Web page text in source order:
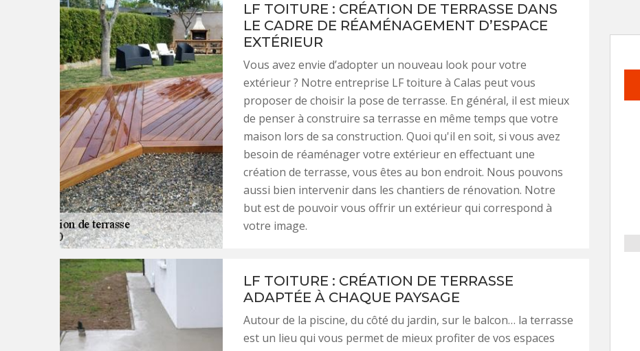
LF TOITURE : CRÉATION DE TERRASSE DANS
LE CADRE DE RÉAMÉNAGEMENT D’ESPACE
EXTÉRIEUR
Vous avez envie d’adopter un nouveau look pour votre
extérieur ? Notre entreprise LF toiture à Calas peut vous
proposer de choisir la pose de terrasse. En général, il est mieux
de penser à construire sa terrasse en même temps que votre
maison lors de sa construction. Quoi qu'il en soit, si vous avez
besoin de réaménager votre extérieur en effectuant une
création de terrasse, vous êtes au bon endroit. Nous pouvons
aussi bien intervenir dans les chantiers de rénovation. Notre
but est de pouvoir vous offrir un extérieur qui correspond à
votre image.
LF TOITURE : CRÉATION DE TERRASSE
ADAPTÉE À CHAQUE PAYSAGE
Autour de la piscine, du côté du jardin, sur le balcon… la terrasse
est un lieu qui vous permet de mieux profiter de vos espaces